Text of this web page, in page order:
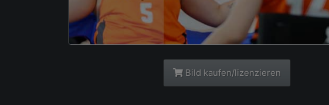
Bild kaufen/lizenzieren